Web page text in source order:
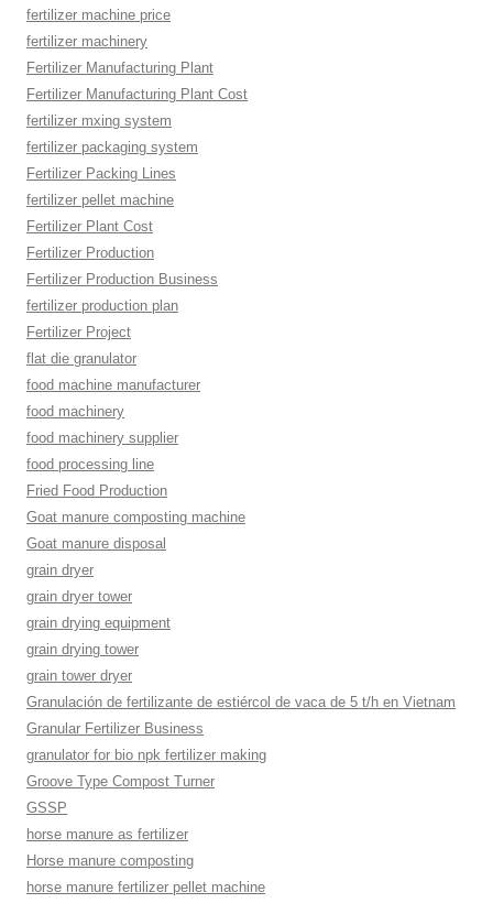
fertilizer machine price
fertilizer machinery
Fertilizer Manufacturing Plant
Fertilizer Manufacturing Plant Cost
fertilizer mxing system
fertilizer packaging system
Fertilizer Packing Lines
fertilizer pellet machine
Fertilizer Plant Cost
Fertilizer Production
Fertilizer Production Business
fertilizer production plan
Fertilizer Project
flat die granulator
food machine manufacturer
food machinery
food machinery supplier
food processing line
Fried Food Production
Goat manure composting machine
Goat manure disposal
grain dryer
grain dryer tower
grain drying equipment
grain drying tower
grain tower dryer
Granulación de fertilizante de estiércol de vaca de 5 t/h en Vietnam
Granular Fertilizer Business
granulator for bio npk fertilizer making
Groove Type Compost Turner
GSSP
horse manure as fertilizer
Horse manure composting
horse manure fertilizer pellet machine